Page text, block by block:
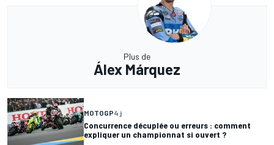
Plus de
Álex Márquez
MOTOGP4 j
Concurrence décuplée ou erreurs : comment
expliquer un championnat si ouvert ?